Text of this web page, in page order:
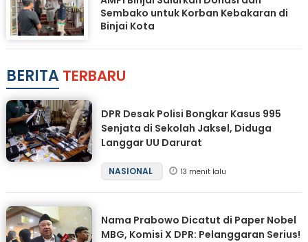
Sembako untuk Korban Kebakaran di
Binjai Kota
BERITA TERBARU
DPR Desak Polisi Bongkar Kasus 995
Senjata di Sekolah Jaksel, Diduga
Langgar UU Darurat
NASIONAL 13 menit lalu
Nama Prabowo Dicatut di Paper Nobel
MBG, Komisi X DPR: Pelanggaran Serius!